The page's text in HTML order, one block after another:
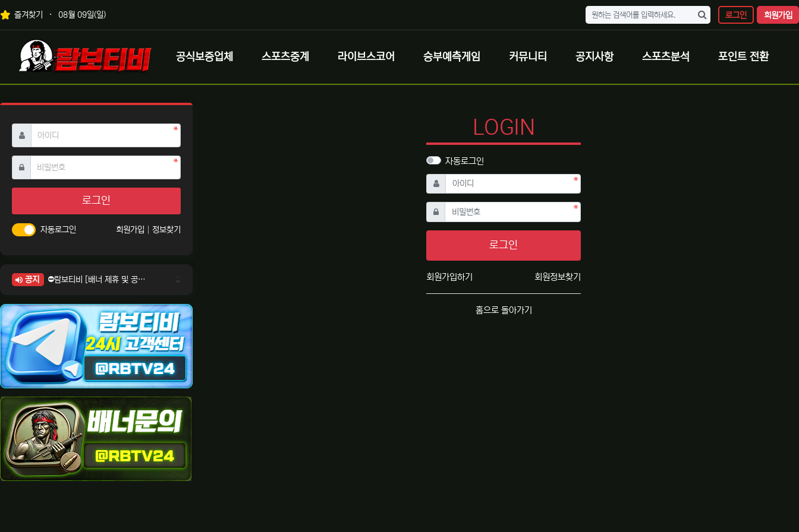
상단 네비
즐겨찾기 08월 09일(일) 로그인 회원가입
메인 메뉴
로고
공식보증업체 스포츠중계 라이브스코어 승부예측게임 커뮤니티 공지사항 스포츠분석 포인트 전환
LOGIN
자동로그인
아이디
필수
비밀번호필수
로그인
회원가입하기 회원정보찾기
홈으로 돌아가기
아이디 필수
비밀번호필수
로그인
자동로그인 회원가입 정보찾기
공지
⛔람보티비 [배너 제휴 및 공식 입점 문의 안내]
⛔람보티비 [정회원 등급UP! 안내사항]
⛔람보티비 [채팅방 이용시 주의사항]
⛔람보티비 [공식보증업체 안내]